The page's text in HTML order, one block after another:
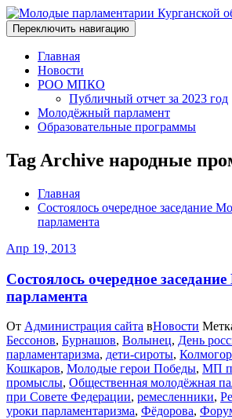
Переключить навигацию
Главная
Новости
РОО МПКО
Публичный отчет за 2023 год
Молодёжный парламент
Образовательные программы
Tag Archive народные
Главная
Состоялось очередное заседание
парламента
Апр 19, 2013
Состоялось очередное
парламента
От Администрация сайта вНовости
Бессонов, Бурнашов, Волынец, День
парламентаризма, дети-сироты,
Кошкаров, Молодые герои Победы, МП
промыслы, Общественная молодёжная
при Совете Федерации, ремесленники,
уроки парламентаризма, Фёдорова,